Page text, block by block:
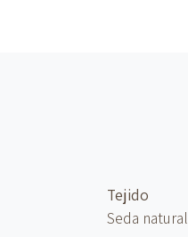
Tejido
Seda natural